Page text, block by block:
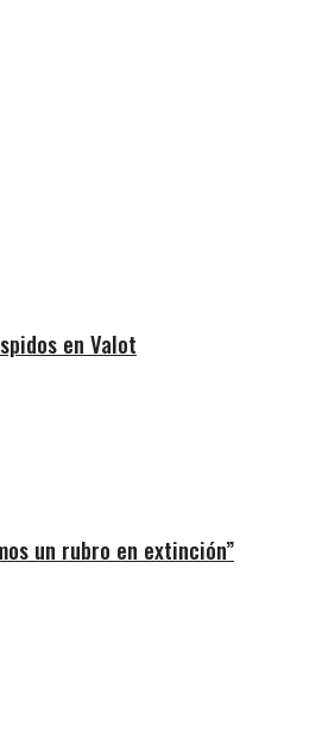
en Valot
un rubro en extinción”